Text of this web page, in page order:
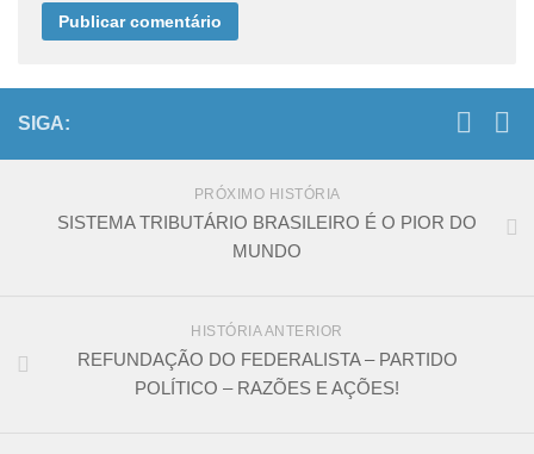
SIGA:
PRÓXIMO HISTÓRIA
SISTEMA TRIBUTÁRIO BRASILEIRO É O PIOR DO
MUNDO
HISTÓRIA ANTERIOR
REFUNDAÇÃO DO FEDERALISTA – PARTIDO
POLÍTICO – RAZÕES E AÇÕES!